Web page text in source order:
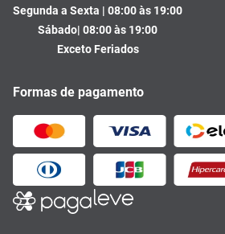
Segunda a Sexta | 08:00 às 19:00
Sábado| 08:00 às 19:00
Exceto Feriados
Formas de pagamento